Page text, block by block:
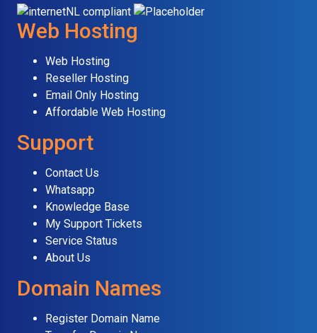
Web Hosting
Web Hosting
Reseller Hosting
Email Only Hosting
Affordable Web Hosting
Support
Contact Us
Whatsapp
Knowledge Base
My Support Tickets
Service Status
About Us
Domain Names
Register Domain Name